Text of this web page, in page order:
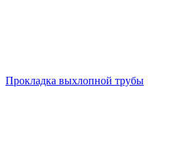
Прокладка выхлопной трубы